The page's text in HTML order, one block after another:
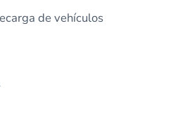
de vehículos